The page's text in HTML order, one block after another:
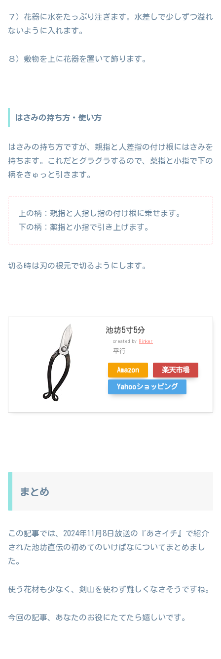
７）花器に水をたっぷり注ぎます。水差しで少しずつ溢れ
ないように入れます。
８）敷物を上に花器を置いて飾ります。
はさみの持ち方・使い方
はさみの持ち方ですが、親指と人差指の付け根にはさみを
持ちます。これだとグラグラするので、薬指と小指で下の
柄をきゅっと引きます。
上の柄：親指と人指し指の付け根に乗せます。
下の柄：薬指と小指で引き上げます。
切る時は刃の根元で切るようにします。
池坊5寸5分
created by Rinker
平行
Amazon 楽天市場
Yahooショッピング
まとめ
この記事では、2024年11月8日放送の『あさイチ』で紹介
された池坊直伝の初めてのいけばなについてまとめまし
た。
使う花材も少なく、剣山を使わず難しくなさそうですね。
今回の記事、あなたのお役にたてたら嬉しいです。